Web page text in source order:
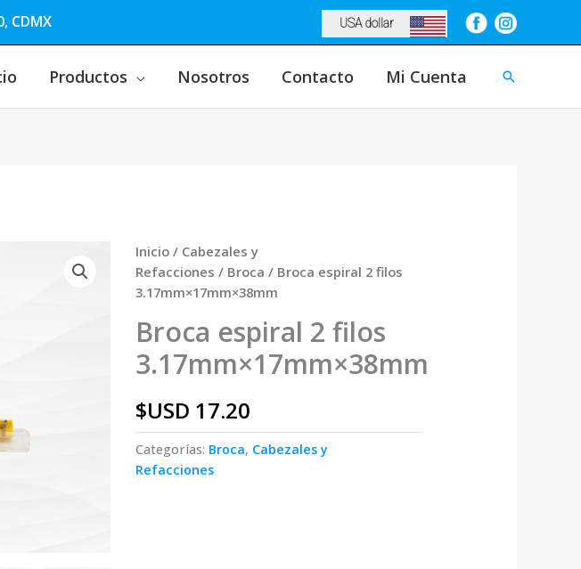
CDMX USA dollar
Productos Nosotros Contacto Mi Cuenta Buscar
Inicio/ Cabezales y
Refacciones / Broca / Broca espiral 2 filos
3.17mm×17mm×38mm
Broca espiral 2 filos
3.17mm×17mm×38mm
$USD 17.20
Categorías: Broca, Cabezales y
Refacciones